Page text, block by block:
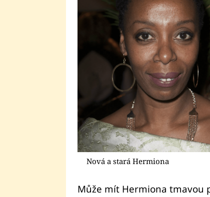
Nová a stará Hermiona
Může mít Hermiona tmavou